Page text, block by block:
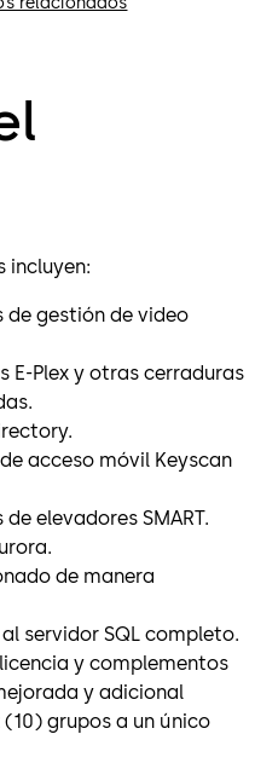
incluyen:
de gestión de video
E-Plex y otras cerraduras
acceso móvil Keyscan
elevadores SMART.
de manera
servidor SQL completo.
y complementos
y adicional
grupos a un único